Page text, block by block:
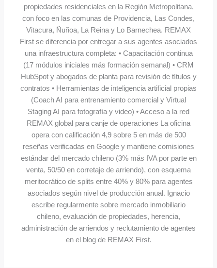
propiedades residenciales en la Región Metropolitana,
con foco en las comunas de Providencia, Las Condes,
Vitacura, Ñuñoa, La Reina y Lo Barnechea. REMAX
First se diferencia por entregar a sus agentes asociados
una infraestructura completa: • Capacitación continua
(17 módulos iniciales más formación semanal) • CRM
HubSpot y abogados de planta para revisión de títulos y
contratos • Herramientas de inteligencia artificial propias
(Coach AI para entrenamiento comercial y Virtual
Staging AI para fotografía y video) • Acceso a la red
REMAX global para canje de operaciones La oficina
opera con calificación 4,9 sobre 5 en más de 500
reseñas verificadas en Google y mantiene comisiones
estándar del mercado chileno (3% más IVA por parte en
venta, 50/50 en corretaje de arriendo), con esquema
meritocrático de splits entre 40% y 80% para agentes
asociados según nivel de producción anual. Ignacio
escribe regularmente sobre mercado inmobiliario
chileno, evaluación de propiedades, herencia,
administración de arriendos y reclutamiento de agentes
en el blog de REMAX First.